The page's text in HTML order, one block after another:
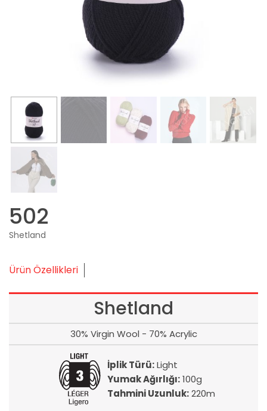
502
Shetland
Ürün Özellikleri
Shetland
30% Virgin Wool - 70% Acrylic
İplik Türü:Light
Yumak Ağırlığı:100g
Tahmini Uzunluk:220m